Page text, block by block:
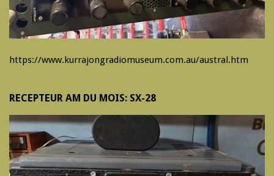
https://www.kurrajongradiomuseum.com.au/austral.htm
RECEPTEUR AM DU MOIS: SX-28